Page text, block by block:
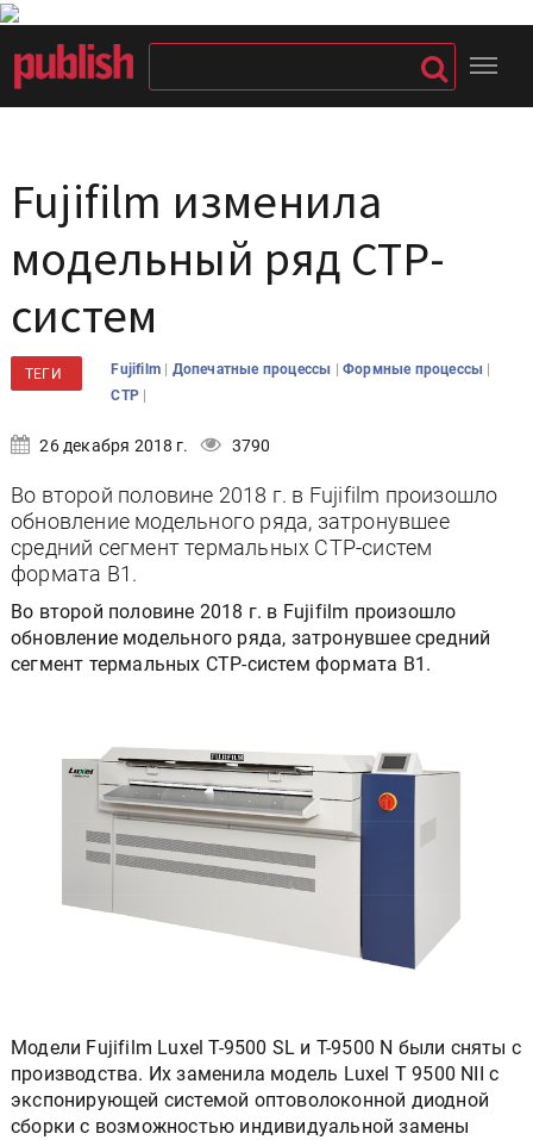
Fujifilm изменила
модельный ряд СТР-
систем
ТЕГИ Fujifilm | Допечатные процессы |Формные процессы |
CTP |
26 декабря 2018 г. 3790
Во второй половине 2018 г. в Fujifilm произошло
обновление модельного ряда, затронувшее
средний сегмент термальных СТР-систем
формата В1.
Во второй половине 2018 г. в Fujifilm произошло
обновление модельного ряда, затронувшее средний
сегмент термальных СТР-систем формата В1.
Модели Fujifilm Luxel T-9500 SL и T-9500 N были сняты с
производства. Их заменила модель Luxel T 9500 NII с
экспонирующей системой оптоволоконной диодной
сборки с возможностью индивидуальной замены